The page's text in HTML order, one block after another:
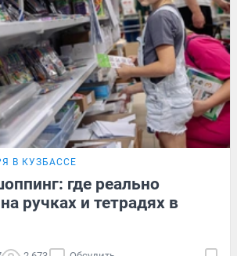
В КУЗБАССЕ
где реально
ручках и тетрадях в